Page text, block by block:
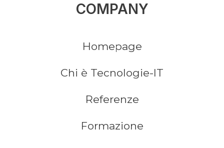
COMPANY
Homepage
Chi è Tecnologie-IT
Referenze
Formazione